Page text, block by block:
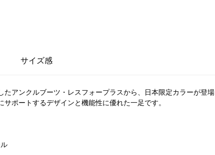
サイズ感
アンクルブーツ・レスフォープラスから、日本限定カラーが登
ポートするデザインと機能性に優れた一足です。